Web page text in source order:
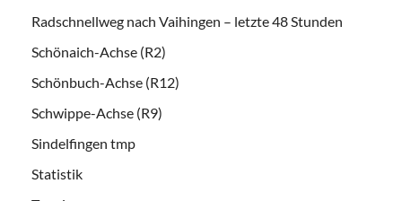
Radschnellweg nach Vaihingen – letzte 48 Stunden
Schönaich-Achse (R2)
Schönbuch-Achse (R12)
Schwippe-Achse (R9)
Sindelfingen tmp
Statistik